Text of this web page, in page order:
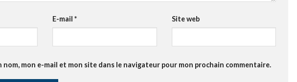
E-mail* Site web
nom, mon e-mail et mon site dans le navigateur pour mon prochain commentaire.